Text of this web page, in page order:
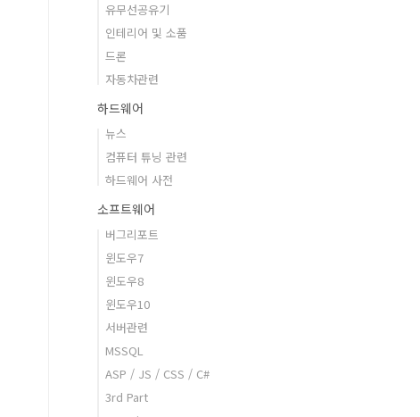
유무선공유기
인테리어 및 소품
드론
자동차관련
하드웨어
뉴스
컴퓨터 튜닝 관련
하드웨어 사전
소프트웨어
버그리포트
윈도우7
윈도우8
윈도우10
서버관련
MSSQL
ASP / JS / CSS / C#
3rd Part